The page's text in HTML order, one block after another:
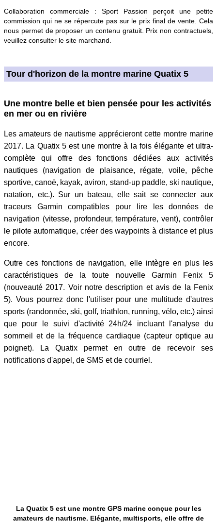
Collaboration commerciale : Sport Passion perçoit une petite
commission qui ne se répercute pas sur le prix final de vente. Cela
nous permet de proposer un contenu gratuit. Prix non contractuels,
veuillez consulter le site marchand.
Tour d'horizon de la montre marine Quatix 5
Une montre belle et bien pensée pour les activités
en mer ou en rivière
Les amateurs de nautisme apprécieront cette montre marine
2017. La Quatix 5 est une montre à la fois élégante et ultra-
complète qui offre des fonctions dédiées aux activités
nautiques (navigation de plaisance, régate, voile, pêche
sportive, canoë, kayak, aviron, stand-up paddle, ski nautique,
natation, etc.). Sur un bateau, elle sait se connecter aux
traceurs Garmin compatibles pour lire les données de
navigation (vitesse, profondeur, température, vent), contrôler
le pilote automatique, créer des waypoints à distance et plus
encore.
Outre ces fonctions de navigation, elle intègre en plus les
caractéristiques de la toute nouvelle Garmin Fenix 5
(nouveauté 2017. Voir notre description et avis de la Fenix
5). Vous pourrez donc l'utiliser pour une multitude d'autres
sports (randonnée, ski, golf, triathlon, running, vélo, etc.) ainsi
que pour le suivi d'activité 24h/24 incluant l'analyse du
sommeil et de la fréquence cardiaque (capteur optique au
poignet). La Quatix permet en outre de recevoir ses
notifications d'appel, de SMS et de courriel.
La Quatix 5 est une montre GPS marine conçue pour les
amateurs de nautisme. Elégante, multisports, elle offre de